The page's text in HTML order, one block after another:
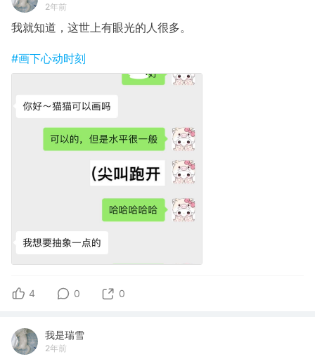
2年前
我就知道，这世上有眼光的人很多。
#画下心动时刻
4 0 0
我是瑞雪
2年前